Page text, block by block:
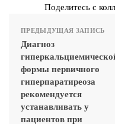
Поделитесь с
ПРЕДЫДУЩАЯ ЗАПИСЬ
Диагноз
формы первичного
гиперпаратиреоза
рекомендуется
устанавливать у
пациентов при